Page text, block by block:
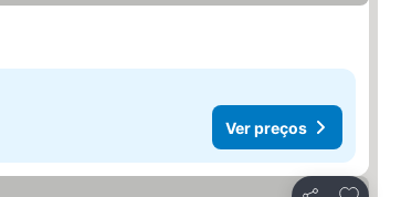
Ver preços